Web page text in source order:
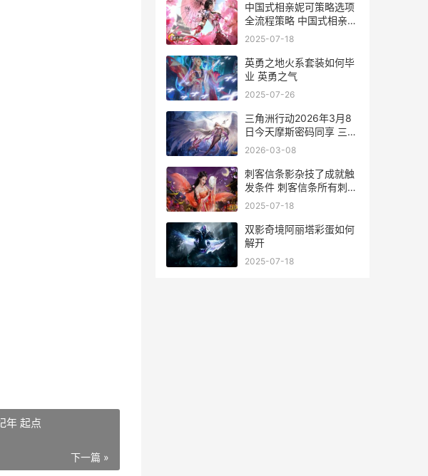
年 起点
下一篇 »
中国式相亲妮可策略选项
全流程策略 中国式相亲妮
可在哪里
2025-07-18
英勇之地火系套装如何毕
业 英勇之气
2025-07-26
三角洲行动2026年3月8
日今天摩斯密码同享 三角
洲行动2026新年活动
2026-03-08
刺客信条影杂技了成就触
发条件 刺客信条所有刺客
合影
2025-07-18
双影奇境阿丽塔彩蛋如何
解开
2025-07-18